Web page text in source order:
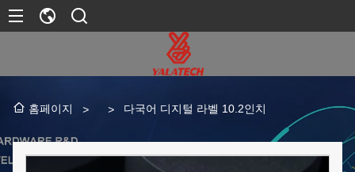
홈페이지 > > 다국어 디지털 라벨 10.2인치